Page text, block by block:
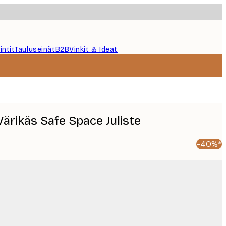
TauluseinätB2BVinkit & Ideat
Safe Space Juliste
-40%*